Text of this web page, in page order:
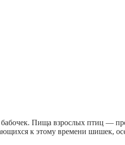
Пища взрослых птиц —
к этому времени